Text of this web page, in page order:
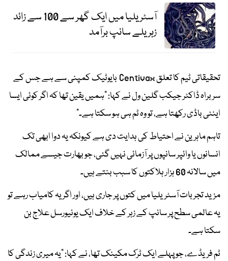
آسٹریلیا میں ایک گھر سے 100 سے زائد
زہریلے سانپ برآمد
تحقیقاتی ٹیم کا تعلق Centivax بایوٹیک کمپنی سے ہے جس کے
سربراہ ڈاکٹر جیکب گلین ول نے کہا: "ہمیں یقین تھا کہ اگر کوئی ایسا
اینٹی باڈی رکھتا ہے، تو وہ ٹم ہی ہو سکتا ہے۔"
تاہم ماہرین نے احتیاط کی ہدایت دی ہے کیونکہ یہ دوا ابھی تک
انسانوں یا وائپر سانپوں پر آزمائی نہیں گئی، جو بھارت جیسے ممالک
میں سالانہ 60 ہزار ہلاکتوں کا سبب بنتے ہیں۔
مزید تجربات آسٹریلیا میں کتوں پر جاری ہیں، اور اگر یہ کامیاب رہے تو
یہ عالمی سطح پر سانپ کے زہر کے خلاف ایک یونیورسل علاج بن
سکتا ہے۔
ٹم فریڈے، جو پہلے ایک ٹرک مکینک تھا، نے کہا: "یہ میری زندگی کا